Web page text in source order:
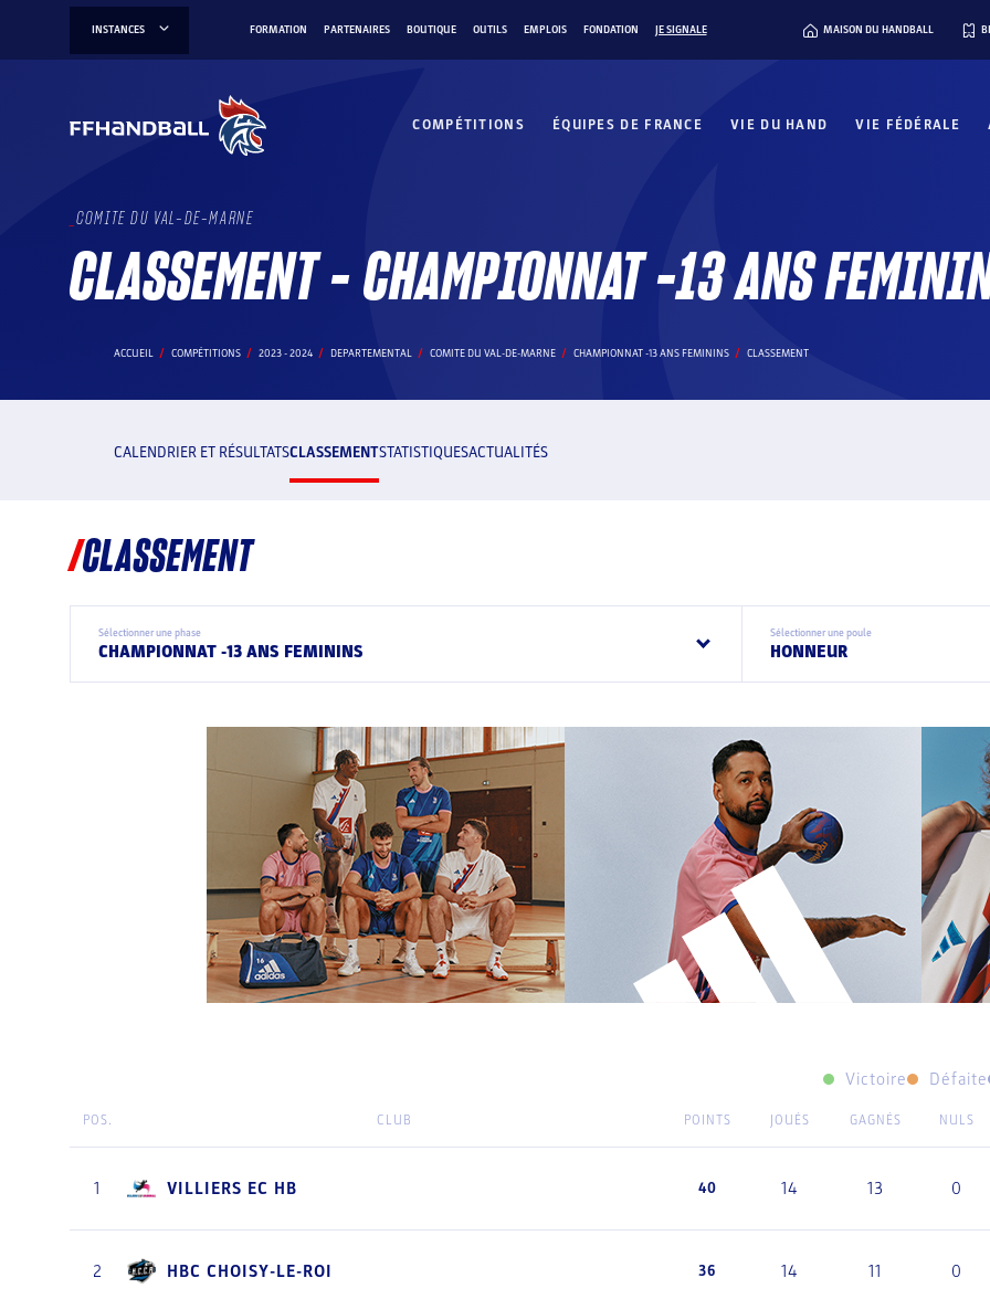
INSTANCES FORMATION PARTENAIRES BOUTIQUE OUTILS EMPLOIS FONDATION JE SIGNALE MAISON DU HANDBALL
COMPÉTITIONS ÉQUIPES DE FRANCE VIE DU HAND VIE FÉDÉRALE
COMITE DU VAL-DE-MARNE
CLASSEMENT - CHAMPIONNAT -13 ANS
ACCUEIL COMPÉTITIONS 2023 - 2024 DEPARTEMENTAL COMITE DU VAL-DE-MARNE CHAMPIONNAT -13 ANS FEMININS CLASSEMENT
CALENDRIER ET RÉSULTATSCLASSEMENTSTATISTIQUESACTUALITÉS
CLASSEMENT
Sélectionner une phase
CHAMPIONNAT -13 ANS FEMININS
Sélectionner une poule
HONNEUR
Victoire Défaite
POS. CLUB POINTS JOUÉS GAGNÉS NULS
1 VILLIERS EC HB 40 14 13 0
2 HBC CHOISY-LE-ROI 36 14 11 0